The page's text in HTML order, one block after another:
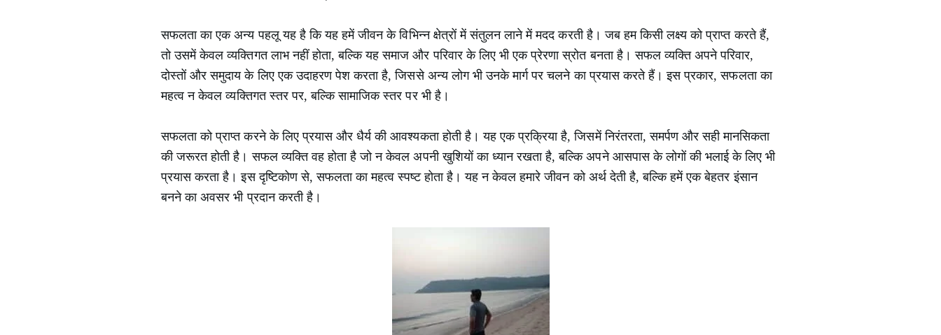
सफलता का एक अन्य पहलू यह है कि यह हमें जीवन के विभिन्न क्षेत्रों में संतुलन लाने में मदद करती है। जब हम किसी लक्ष्य को प्राप्त करते हैं,
तो उसमें केवल व्यक्तिगत लाभ नहीं होता, बल्कि यह समाज और परिवार के लिए भी एक प्रेरणा स्रोत बनता है। सफल व्यक्ति अपने परिवार,
दोस्तों और समुदाय के लिए एक उदाहरण पेश करता है, जिससे अन्य लोग भी उनके मार्ग पर चलने का प्रयास करते हैं। इस प्रकार, सफलता का
महत्व न केवल व्यक्तिगत स्तर पर, बल्कि सामाजिक स्तर पर भी है।
सफलता को प्राप्त करने के लिए प्रयास और धैर्य की आवश्यकता होती है। यह एक प्रक्रिया है, जिसमें निरंतरता, समर्पण और सही मानसिकता
की जरूरत होती है। सफल व्यक्ति वह होता है जो न केवल अपनी खुशियों का ध्यान रखता है, बल्कि अपने आसपास के लोगों की भलाई के लिए भी
प्रयास करता है। इस दृष्टिकोण से, सफलता का महत्व स्पष्ट होता है। यह न केवल हमारे जीवन को अर्थ देती है, बल्कि हमें एक बेहतर इंसान
बनने का अवसर भी प्रदान करती है।